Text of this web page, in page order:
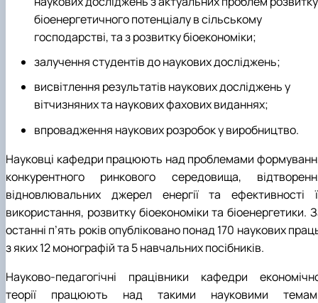
біоенергетичного потенціалу в сільському
господарстві, та з розвитку біоекономіки;
залучення студентів до наукових досліджень;
висвітлення результатів наукових досліджень у
вітчизняних та наукових фахових виданнях;
впровадження наукових розробок у виробництво.
Науковці кафедри працюють над проблемами
конкурентного ринкового середовища,
відновлювальних джерел енергії та ефективності
використання, розвитку біоекономіки та біоенергетики.
останні п’ять років опубліковано понад 170 наукових
з яких 12 монографій та 5 навчальних посібників.
Науково-педагогічні працівники кафедри
теорії працюють над такими науковими